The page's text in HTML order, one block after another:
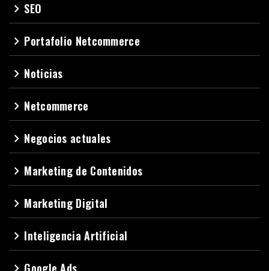
navigate_next SEO
navigate_next Portafolio Netcommerce
navigate_next Noticias
navigate_next Netcommerce
navigate_next Negocios actuales
navigate_next Marketing de Contenidos
navigate_next Marketing Digital
navigate_next Inteligencia Artificial